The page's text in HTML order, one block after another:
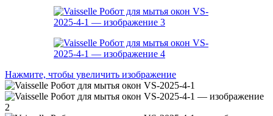
Нажмите, чтобы увеличить изображение